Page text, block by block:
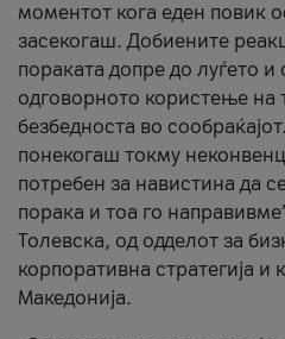
моментот кога еден повик
засекогаш. Добиените
пораката допре до луѓето и
одговорното користење на
безбедноста во
понекогаш токму
потребен за навистина да
порака и тоа го
Толевска, од одделот за
корпоративна стратегија и
Македонија.